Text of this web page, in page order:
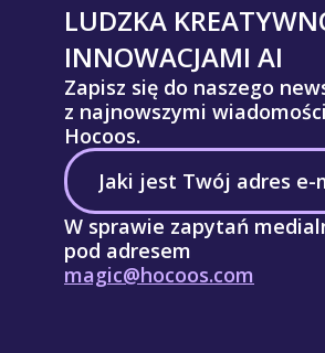
LUDZKA
INNOWACJAMI AI
Zapisz się do naszego
z najnowszymi
Hocoos.
W sprawie zapytań
pod adresem
magic@hocoos.com